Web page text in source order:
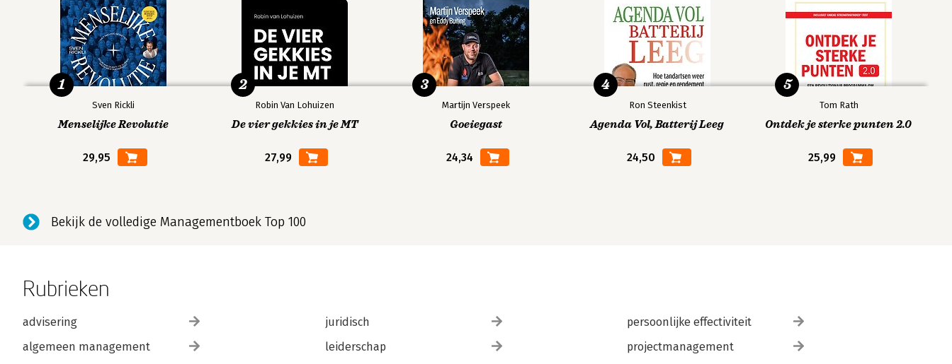
Sven Rickli
Menselijke Revolutie
29,95
1
Robin Van Lohuizen
De vier gekkies in je MT
27,99
2
Martijn Verspeek
Goeiegast
24,34
3
Ron Steenkist
Agenda Vol, Batterij Leeg
24,50
4
Tom Rath
Ontdek je sterke punten 2.0
25,99
5
Bekijk de volledige Managementboek Top 100
Rubrieken
advisering
algemeen management
juridisch
leiderschap
persoonlijke effectiviteit
projectmanagement